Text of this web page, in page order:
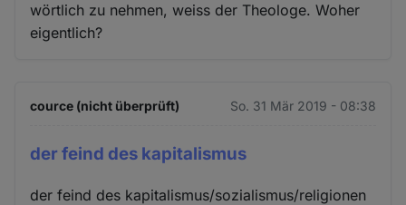
wörtlich zu nehmen, weiss der Theologe. Woher
eigentlich?
cource (nicht überprüft) So. 31 Mär 2019 - 08:38
der feind des kapitalismus
der feind des kapitalismus/sozialismus/religionen